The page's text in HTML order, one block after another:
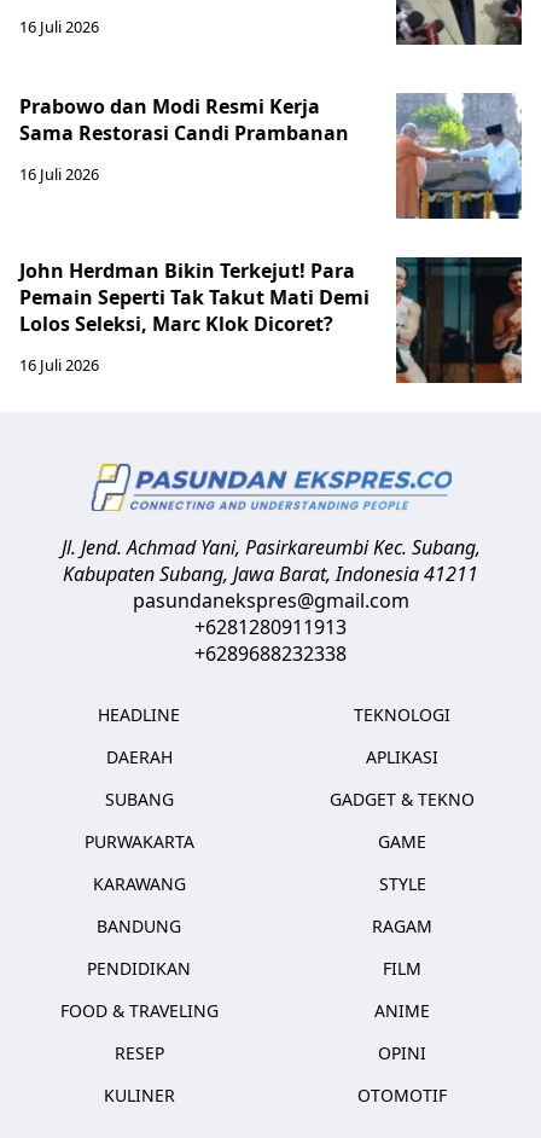
16 Juli 2026
Prabowo dan Modi Resmi Kerja
Sama Restorasi Candi Prambanan
16 Juli 2026
John Herdman Bikin Terkejut! Para
Pemain Seperti Tak Takut Mati Demi
Lolos Seleksi, Marc Klok Dicoret?
16 Juli 2026
Jl. Jend. Achmad Yani, Pasirkareumbi Kec. Subang,
Kabupaten Subang, Jawa Barat,Indonesia41211
pasundanekspres@gmail.com
+6281280911913
+6289688232338
HEADLINE
DAERAH
SUBANG
PURWAKARTA
KARAWANG
BANDUNG
PENDIDIKAN
FOOD & TRAVELING
RESEP
KULINER
TEKNOLOGI
APLIKASI
GADGET & TEKNO
GAME
STYLE
RAGAM
FILM
ANIME
OPINI
OTOMOTIF